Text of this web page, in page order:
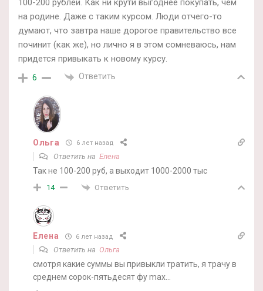
100-200 рублей. Как ни крути выгоднее покупать, чем
на родине. Даже с таким курсом. Люди отчего-то
думают, что завтра наше дорогое правительство все
починит (как же), но лично я в этом сомневаюсь, нам
придется привыкать к новому курсу.
6 Ответить
Ольга 6 лет назад
Ответить на Елена
Так не 100-200 руб, а выходит 1000-2000 тыс
14 Ответить
Елена 6 лет назад
Ответить на Ольга
смотря какие суммы вы привыкли тратить, я трачу в
среднем сорок-пятьдесят фу max…